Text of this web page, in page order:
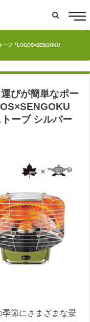
ーブ『LOGOS×SENGOKU
びが簡単なポー
ーブ シルバー
季節にさまざまな景